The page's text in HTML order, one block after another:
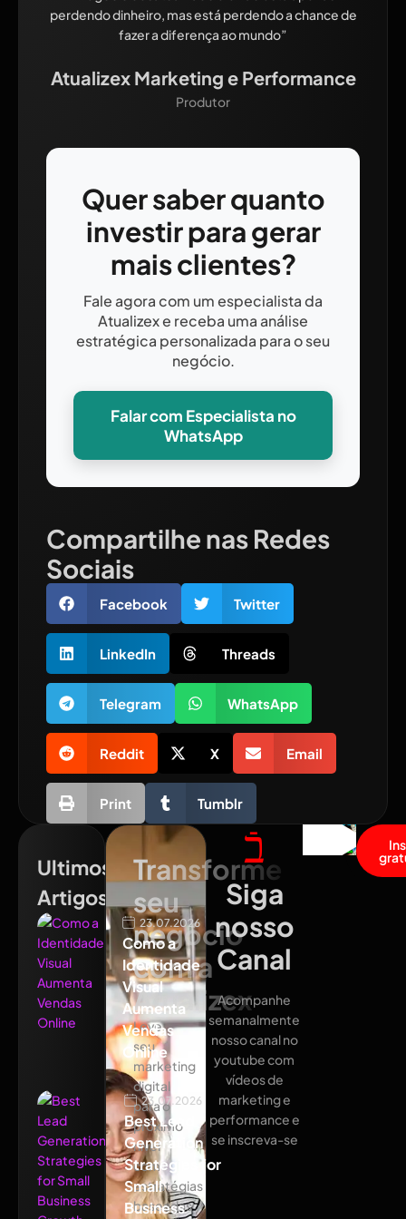
Ultimos
Artigos
23.07.2026
Como a
Identidade
Visual
Aumenta
Vendas
Online
23.07.2026
Best Lead
Generation
Strategies for
Small
Business
Transforme
seu
negócio
com a
Atualizex
Leve
seu
marketing
digital
para o
próximo
nível
com
estratégias
baseadas
Siga
nosso
Canal
Acompanhe
semanalmente
nosso canal no
youtube com
vídeos de
marketing e
performance e
se inscreva-se
perdendo dinheiro, mas está perdendo a chance de
fazer a diferença ao mundo”
Atualizex Marketing e Performance
Produtor
Quer saber quanto
investir para gerar
mais clientes?
Fale agora com um especialista da
Atualizex e receba uma análise
estratégica personalizada para o seu
negócio.
Falar com Especialista no
WhatsApp
Compartilhe nas Redes
Sociais
Facebook Twitter
LinkedIn Threads
Telegram WhatsApp
Reddit X Email
Print Tumblr